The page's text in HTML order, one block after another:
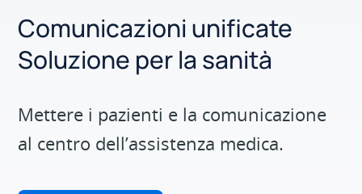
Comunicazioni unificate
Soluzione per la sanità
Mettere i pazienti e la comunicazione
al centro dell’assistenza medica.